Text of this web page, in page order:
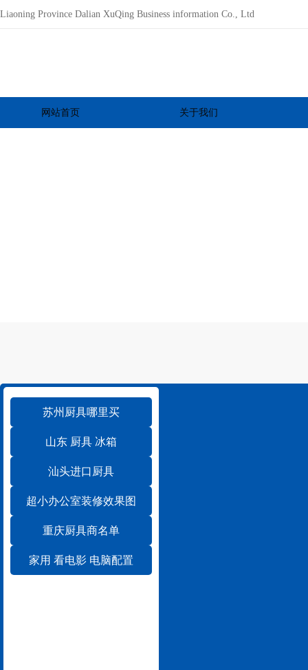
Liaoning Province Dalian XuQing Business information Co., Ltd
网站首页 关于我们
苏州厨具哪里买
山东 厨具 冰箱
汕头进口厨具
超小办公室装修效果图
重庆厨具商名单
家用 看电影 电脑配置